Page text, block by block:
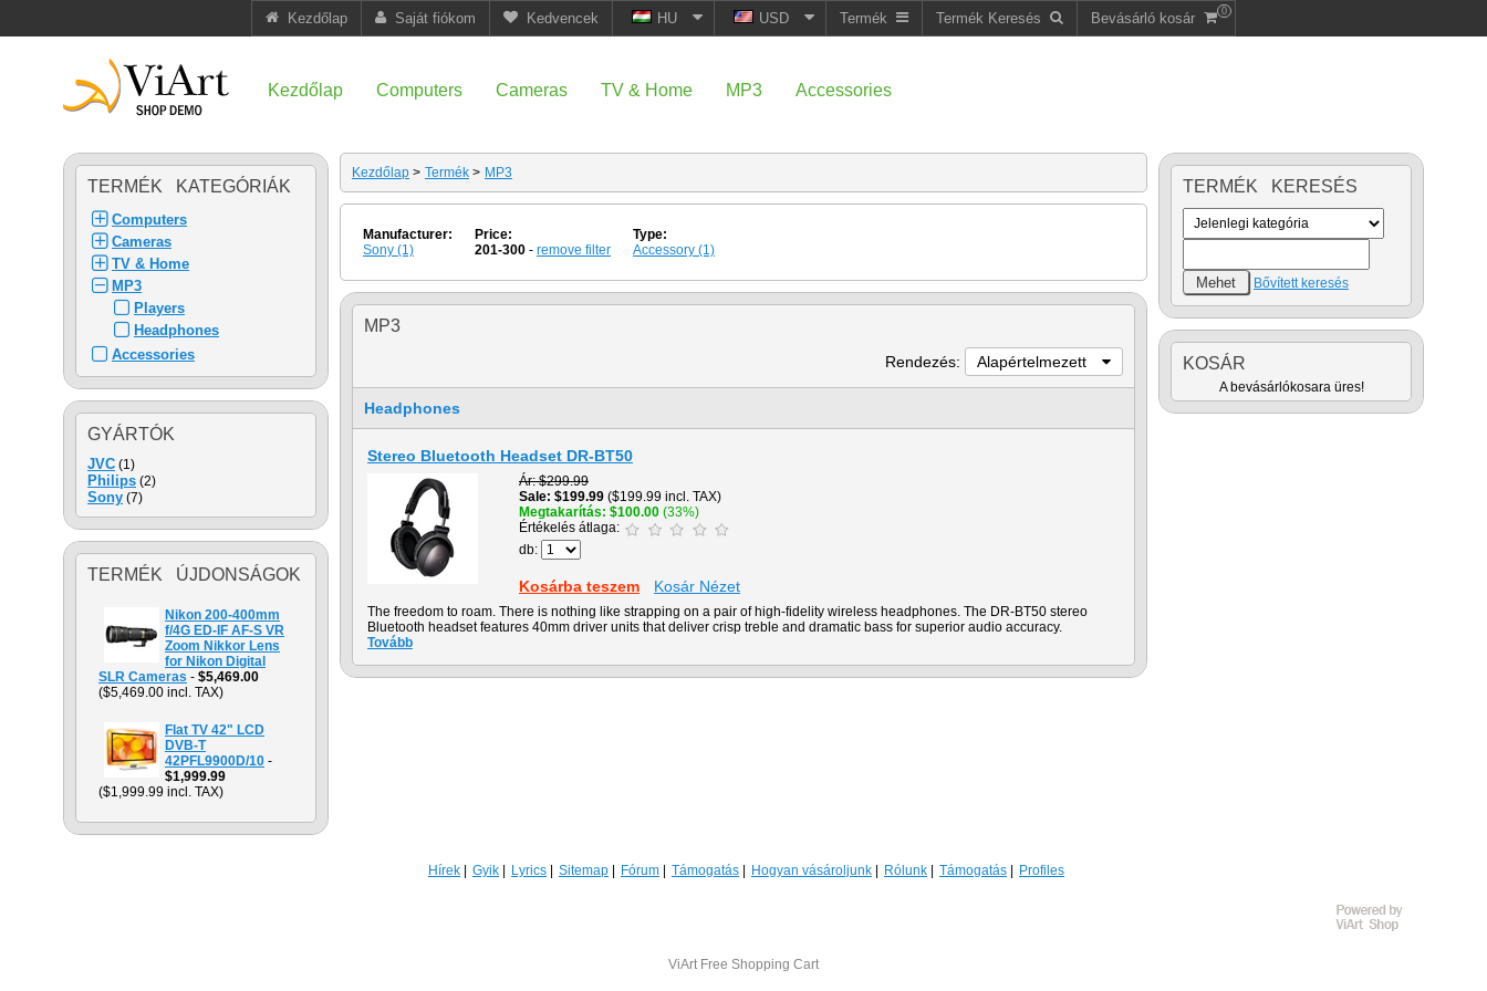
Kezdőlap Saját fiókom Kedvencek HU USD Termék Termék Keresés Bevásárló kosár 0
Kezdőlap Computers Cameras TV & Home MP3 Accessories
TERMÉK KATEGÓRIÁK
Computers
Cameras
TV & Home
MP3
Players
Headphones
Accessories
GYÁRTÓK
JVC (1)
Philips (2)
Sony (7)
TERMÉK ÚJDONSÁGOK
Nikon 200-400mm
f/4G ED-IF AF-S VR
Zoom Nikkor Lens
for Nikon Digital
SLR Cameras - $5,469.00
($5,469.00 incl. TAX)
Flat TV 42" LCD
DVB-T
42PFL9900D/10 -
$1,999.99
($1,999.99 incl. TAX)
Kezdőlap > Termék > MP3
Manufacturer:
Sony (1)
Price:
201-300 - remove filter
Type:
Accessory (1)
MP3
Rendezés: Alapértelmezett
Headphones
Stereo Bluetooth Headset DR-BT50
Ár $299.99
Sale $199.99 ($199.99 incl. TAX)
Megtakarítás $100.00 (33%)
Értékelés átlaga:
db:
Kosárba teszem Kosár Nézet
The freedom to roam. There is nothing like strapping on a pair of high-fidelity wireless headphones. The DR-BT50 stereo
Bluetooth headset features 40mm driver units that deliver crisp treble and dramatic bass for superior audio accuracy.
Tovább
TERMÉK KERESÉS
Bővített keresés
KOSÁR
A bevásárlókosara üres!
Hírek Gyik Lyrics Sitemap Fórum Támogatás Hogyan vásároljunk Rólunk Támogatás Profiles
ViArt Free Shopping Cart